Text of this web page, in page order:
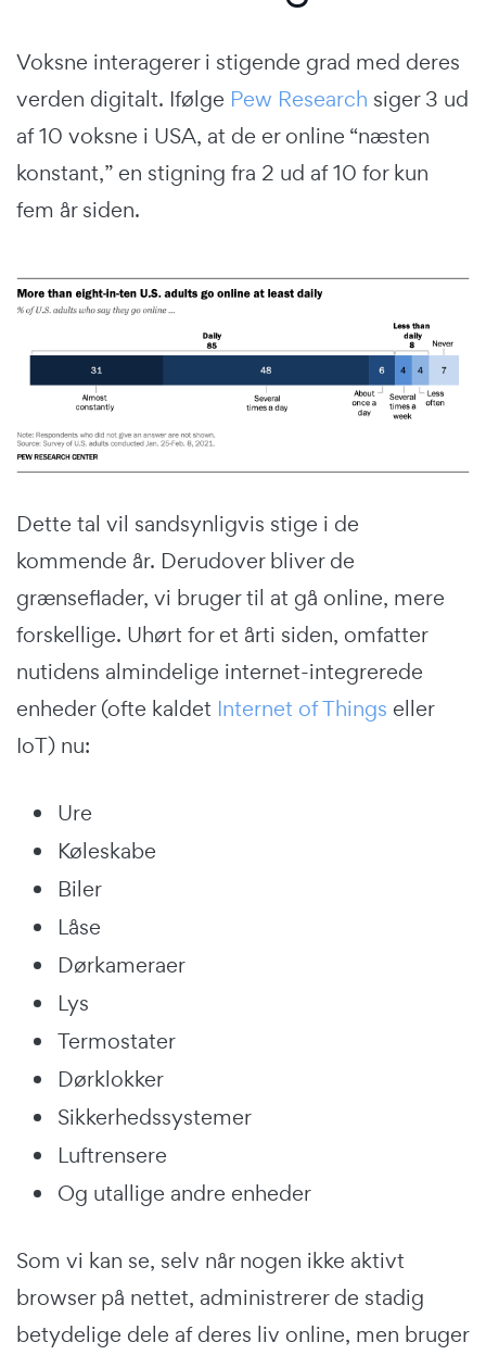
Voksne interagerer i stigende grad med deres
verden digitalt. Ifølge Pew Research siger 3 ud
af 10 voksne i USA, at de er online “næsten
konstant,” en stigning fra 2 ud af 10 for kun
fem år siden.
Dette tal vil sandsynligvis stige i de
kommende år. Derudover bliver de
grænseflader, vi bruger til at gå online, mere
forskellige. Uhørt for et årti siden, omfatter
nutidens almindelige internet-integrerede
enheder (ofte kaldet Internet of Things eller
IoT) nu:
Ure
Køleskabe
Biler
Låse
Dørkameraer
Lys
Termostater
Dørklokker
Sikkerhedssystemer
Luftrensere
Og utallige andre enheder
Som vi kan se, selv når nogen ikke aktivt
browser på nettet, administrerer de stadig
betydelige dele af deres liv online, men bruger